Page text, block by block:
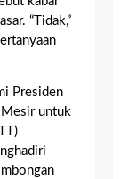
“Tidak,”
Presiden
Mesir untuk